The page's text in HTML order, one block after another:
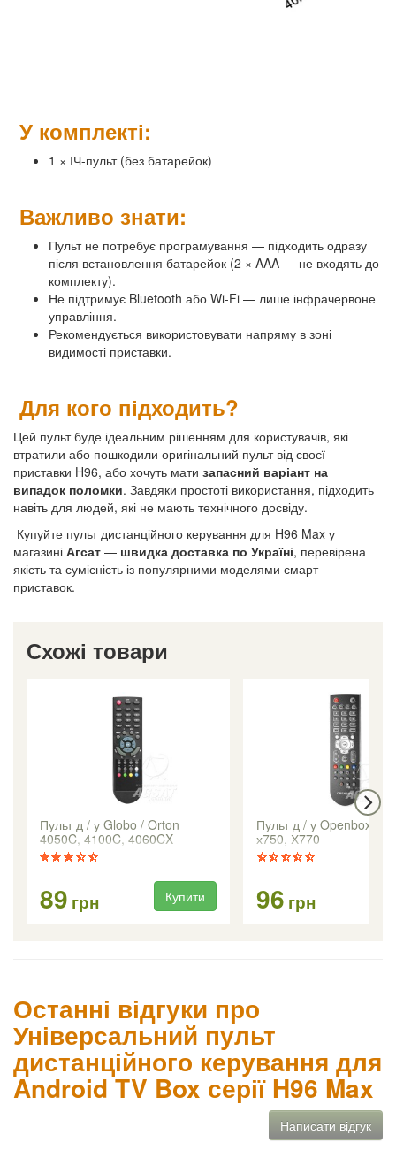
У комплекті:
1 × ІЧ-пульт (без батарейок)
Важливо знати:
Пульт не потребує програмування — підходить одразу
після встановлення батарейок (2 × AAA — не входять до
комплекту).
Не підтримує Bluetooth або Wi-Fi — лише інфрачервоне
управління.
Рекомендується використовувати напряму в зоні
видимості приставки.
Для кого підходить?
Цей пульт буде ідеальним рішенням для користувачів, які
втратили або пошкодили оригінальний пульт від своєї
приставки H96, або хочуть мати запасний варіант на
випадок поломки. Завдяки простоті використання, підходить
навіть для людей, які не мають технічного досвіду.
Купуйте пульт дистанційного керування для H96 Max у
магазині Агсат — швидка доставка по Україні, перевірена
якість та сумісність із популярними моделями смарт
приставок.
Схожі товари
Пульт д / у Globo / Orton
4050C, 4100C, 4060CX
89 грн Купити
Пульт д / у Openbox
х750, Х770
96 грн
Останні відгуки про
Універсальний пульт
дистанційного керування для
Android TV Box серії H96 Max
Написати відгук